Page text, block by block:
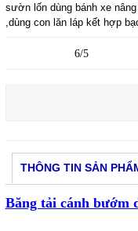
sườn lốn dùng bánh xe
,dùng con lăn láp kết hợp
6/5
THÔNG TIN SẢN
Băng tải cánh bướm